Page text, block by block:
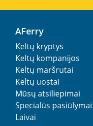
AFerry
Keltų kryptys
Keltų kompanijos
Keltų maršrutai
Keltų uostai
Mūsų atsiliepimai
Specialūs pasiūlymai
Laivai